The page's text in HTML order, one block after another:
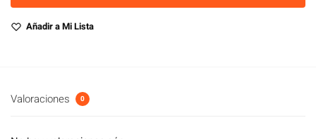
Añadir a Mi Lista
Valoraciones 0